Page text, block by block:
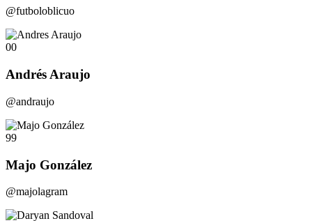
@futboloblicuo
00
Andrés Araujo
@andraujo
99
Majo González
@majolagram